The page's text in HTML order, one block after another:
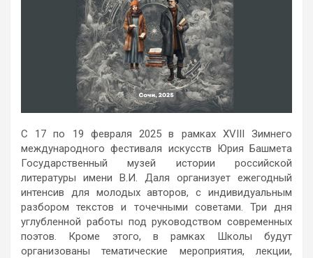
С 17 по 19 февраля 2025 в рамках XVIII Зимнего
международного фестиваля искусств Юрия Башмета
Государственный музей истории российской
литературы имени В.И. Даля организует ежегодный
интенсив для молодых авторов, с индивидуальным
разбором текстов и точечными советами. Три дня
углубленной работы под руководством современных
поэтов. Кроме этого, в рамках Школы будут
организованы тематические мероприятия, лекции,